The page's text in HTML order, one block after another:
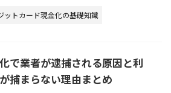
ットカード現金化の基礎知識
で業者が逮捕される原因と利
捕まらない理由まとめ